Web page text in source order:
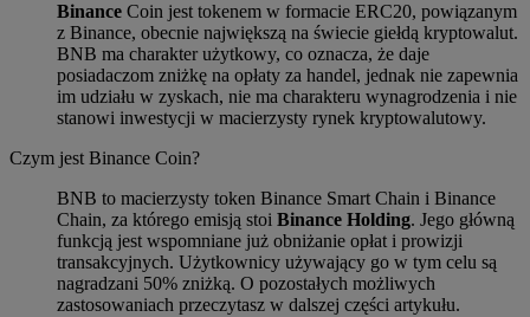
Binance Coin jest tokenem w formacie ERC20, powiązanym
z Binance, obecnie największą na świecie giełdą kryptowalut.
BNB ma charakter użytkowy, co oznacza, że daje
posiadaczom zniżkę na opłaty za handel, jednak nie zapewnia
im udziału w zyskach, nie ma charakteru wynagrodzenia i nie
stanowi inwestycji w macierzysty rynek kryptowalutowy.
Czym jest Binance Coin?
BNB to macierzysty token Binance Smart Chain i Binance
Chain, za którego emisją stoi Binance Holding. Jego główną
funkcją jest wspomniane już obniżanie opłat i prowizji
transakcyjnych. Użytkownicy używający go w tym celu są
nagradzani 50% zniżką. O pozostałych możliwych
zastosowaniach przeczytasz w dalszej części artykułu.